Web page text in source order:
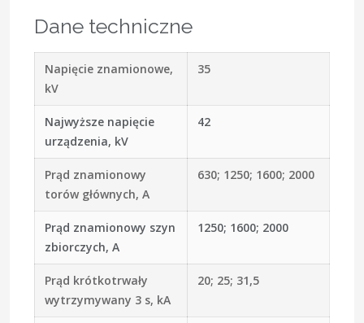
Dane techniczne
Napięcie znamionowe,
kV
35
Najwyższe napięcie
urządzenia, kV
42
Prąd znamionowy
torów głównych, A
630; 1250; 1600; 2000
Prąd znamionowy szyn
zbiorczych, A
1250; 1600; 2000
Prąd krótkotrwały
wytrzymywany 3 s, kA
20; 25; 31,5